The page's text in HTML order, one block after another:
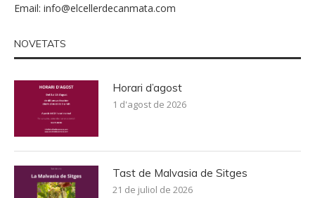
Email: info@elcellerdecanmata.com
NOVETATS
Horari d’agost
1 d'agost de 2026
Tast de Malvasia de Sitges
21 de juliol de 2026